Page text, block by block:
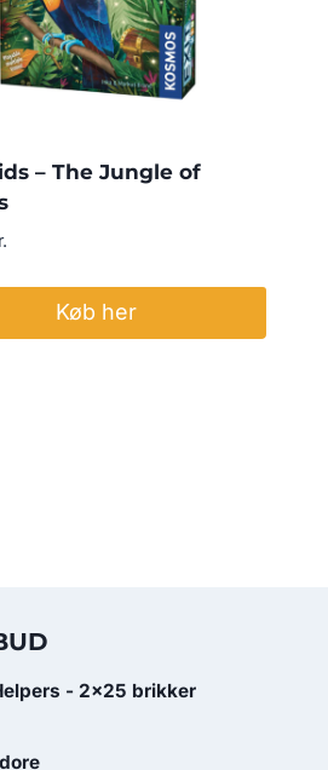
– The Jungle of
Køb her
- 2x25 brikker